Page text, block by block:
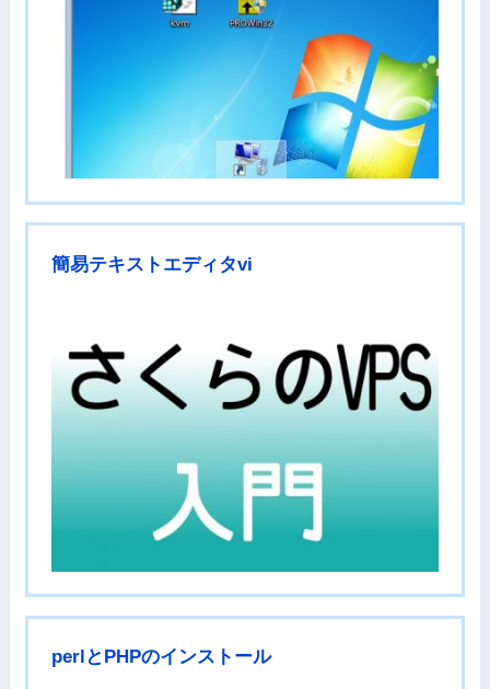
簡易テキストエディタvi
perlとPHPのインストール